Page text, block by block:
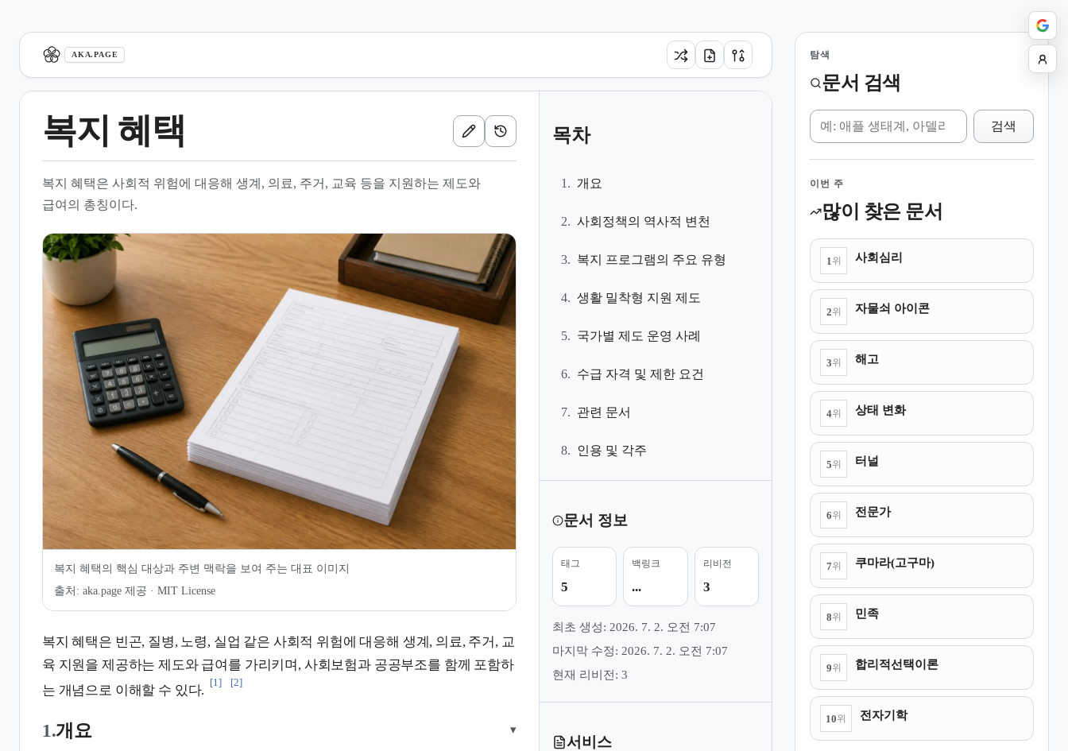
AKA.PAGE
복지 혜택
복지 혜택은 사회적 위험에 대응해 생계, 의료, 주거, 교육 등을 지원하는 제도와
급여의 총칭이다.
복지 혜택의 핵심 대상과 주변 맥락을 보여 주는 대표 이미지
출처: aka.page 제공 · MIT License
복지 혜택은 빈곤, 질병, 노령, 실업 같은 사회적 위험에 대응해 생계, 의료, 주거, 교
육 지원을 제공하는 제도와 급여를 가리키며, 사회보험과 공공부조를 함께 포함하
는 개념으로 이해할 수 있다.
[1] [2]
1.개요 ▾
목차
1. 개요
2. 사회정책의 역사적 변천
3. 복지 프로그램의 주요 유형
4. 생활 밀착형 지원 제도
5. 국가별 제도 운영 사례
6. 수급 자격 및 제한 요건
7. 관련 문서
8. 인용 및 각주
문서 정보
태그
5
백링크
...
리비전
3
최초 생성: 2026. 7. 2. 오전 7:07
마지막 수정: 2026. 7. 2. 오전 7:07
현재 리비전: 3
서비스
개요
사회정책의 역사적 변천
복지 프로그램의 주요 유형
생활 밀착형 지원 제도
국가별 제도 운영 사례
수급 자격 및 제한 요건
관련 문서
인용 및 각주
탐색
문서 검색
위키 검색
검색
이번 주
많이 찾은 문서
1 위 사회심리
2위 자물쇠 아이콘
3위 해고
4위 상태 변화
5위 터널
6위 전문가
7위 쿠마라(고구마)
8위 민족
9위 합리적선택이론
10위 전자기학